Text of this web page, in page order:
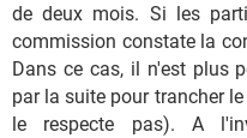
de deux mois. Si les
commission constate la
Dans ce cas, il n'est plus
par la suite pour trancher
le respecte pas). A